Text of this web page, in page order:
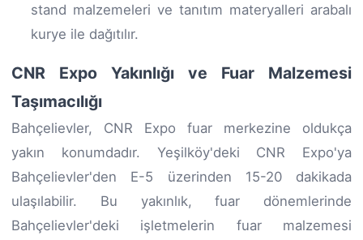
stand malzemeleri ve tanıtım materyalleri arabalı
kurye ile dağıtılır.
CNR Expo Yakınlığı ve Fuar Malzemesi
Taşımacılığı
Bahçelievler, CNR Expo fuar merkezine oldukça
yakın konumdadır. Yeşilköy'deki CNR Expo'ya
Bahçelievler'den E-5 üzerinden 15-20 dakikada
ulaşılabilir. Bu yakınlık, fuar dönemlerinde
Bahçelievler'deki işletmelerin fuar malzemesi